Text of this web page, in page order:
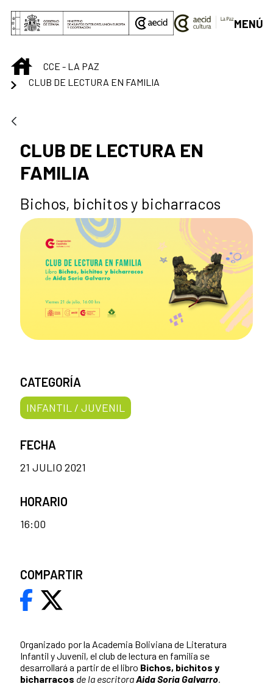
Saltar al contenido principal
MENÚ
INICIOCCE - LA PAZ
CLUB DE LECTURA EN FAMILIA
CLUB DE LECTURA EN
FAMILIA
Bichos, bichitos y bicharracos
Organizado por la Academia Boliviana de Literatura
Infantil y Juvenil, el club de lectura en familia se
desarrollará a partir de el libro Bichos, bichitos y
bicharracos de la escritoraAida Soria Galvarro.
CATEGORÍA
INFANTIL / JUVENIL
FECHA
21 JULIO 2021
HORARIO
16:00
COMPARTIR